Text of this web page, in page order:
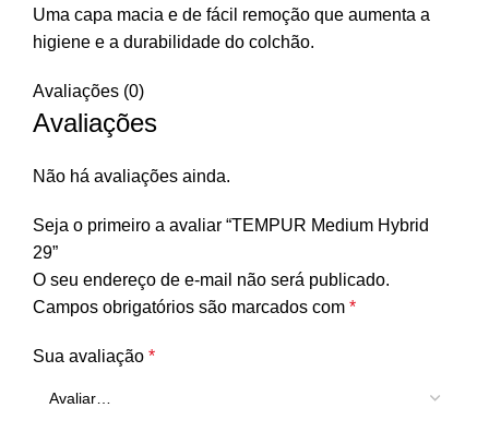
Uma capa macia e de fácil remoção que aumenta a
higiene e a durabilidade do colchão.
Avaliações (0)
Avaliações
Não há avaliações ainda.
Seja o primeiro a avaliar “TEMPUR Medium Hybrid
29”
O seu endereço de e-mail não será publicado.
Campos obrigatórios são marcados com *
Sua avaliação *